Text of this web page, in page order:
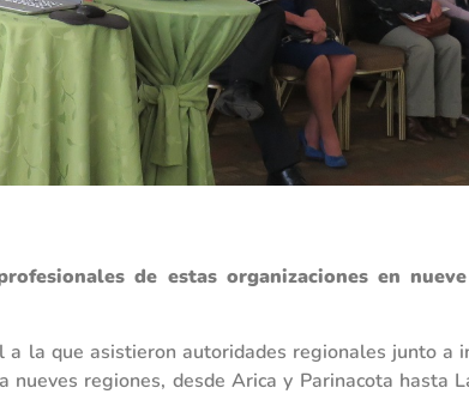
de estas organizaciones en
la que asistieron autoridades regionales junto a
regiones, desde Arica y Parinacota hasta